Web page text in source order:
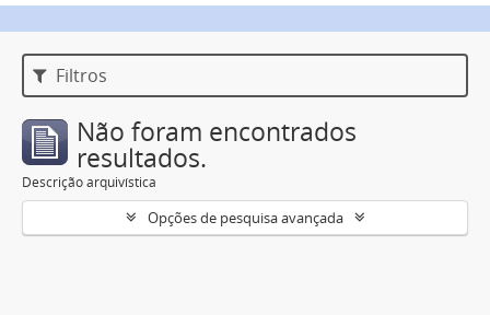
Filtros
Não foram encontrados
resultados.
Descrição arquivística
Opções de pesquisa avançada